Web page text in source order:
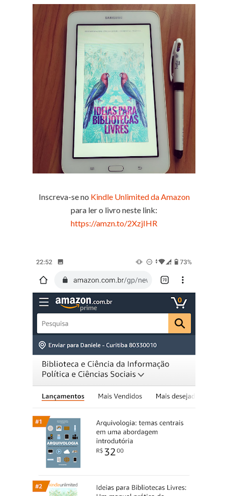
Inscreva-se no Kindle Unlimited da Amazon
para ler o livro neste link:
https://amzn.to/2XzjIHR